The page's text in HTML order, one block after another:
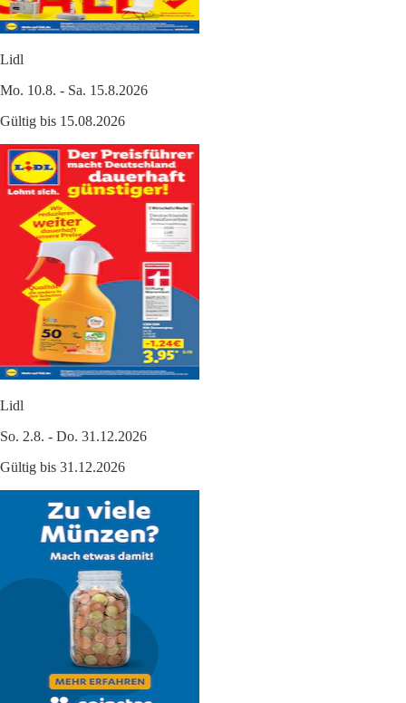
Lidl
Mo. 10.8. - Sa. 15.8.2026
Gültig bis 15.08.2026
Lidl
So. 2.8. - Do. 31.12.2026
Gültig bis 31.12.2026